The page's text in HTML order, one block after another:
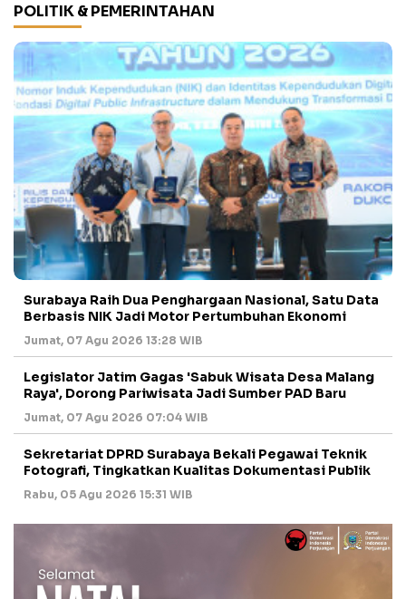
POLITIK & PEMERINTAHAN
Surabaya Raih Dua Penghargaan Nasional, Satu Data
Berbasis NIK Jadi Motor Pertumbuhan Ekonomi
Jumat, 07 Agu 2026 13:28 WIB
Legislator Jatim Gagas 'Sabuk Wisata Desa Malang
Raya', Dorong Pariwisata Jadi Sumber PAD Baru
Jumat, 07 Agu 2026 07:04 WIB
Sekretariat DPRD Surabaya Bekali Pegawai Teknik
Fotografi, Tingkatkan Kualitas Dokumentasi Publik
Rabu, 05 Agu 2026 15:31 WIB